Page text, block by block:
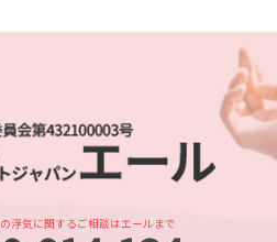
る
策
辺調査
浮気に関するご相談はエールまで